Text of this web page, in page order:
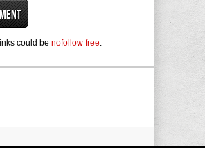
could be nofollow free.